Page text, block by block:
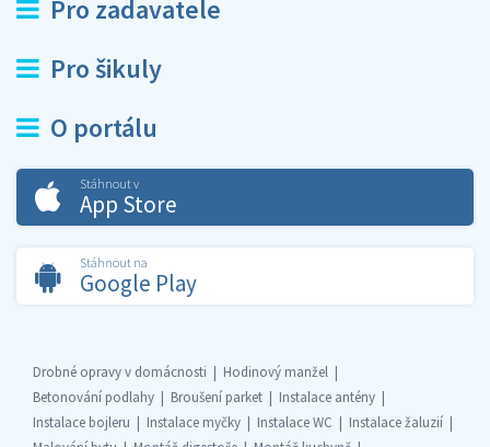
Pro zadavatele
Pro šikuly
O portálu
Stáhnout v
App Store
Stáhnout na
Google Play
Drobné opravy v domácnosti
Hodinový manžel
Betonování podlahy
Broušení parket
Instalace antény
Instalace bojleru
Instalace myčky Instalace WC
Instalace žaluzií